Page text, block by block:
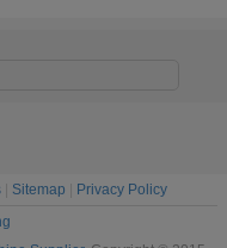
| Sitemap
Privacy Policy